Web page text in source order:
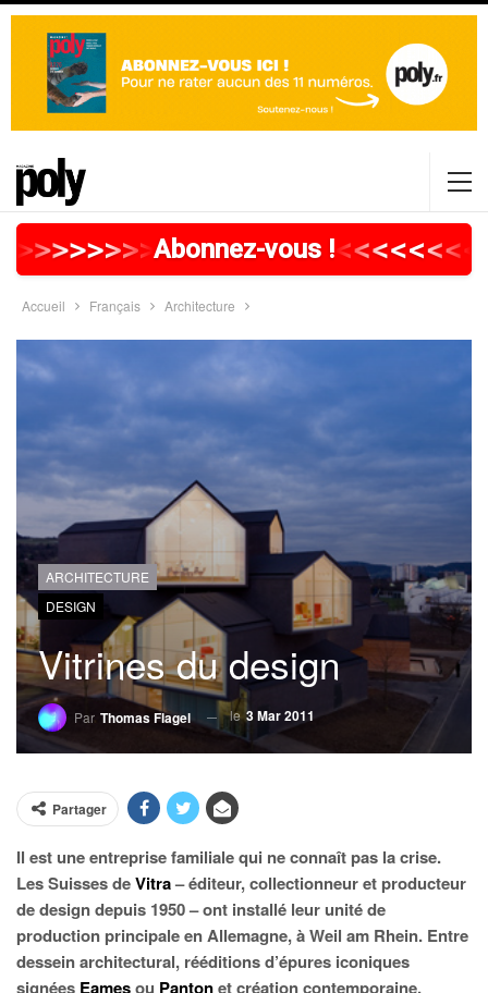
>>>>>>>>>>>>>>>>>
Abonnez-vous !<<<<<<<<
Accueil Français Architecture
ARCHITECTURE
DESIGN
Vitrines du design
Par Thomas Flagel le 3 Mar 2011
Partager
Il est une entreprise familiale qui ne connaît pas la crise.
Les Suisses deVitra– éditeur, collectionneur et producteur
de design depuis 1950 – ont installé leur unité de
production principale en Allemagne, à Weil am Rhein. Entre
dessein architectural, rééditions d’épures iconiques
signées Eamesou Pantonet création contemporaine,